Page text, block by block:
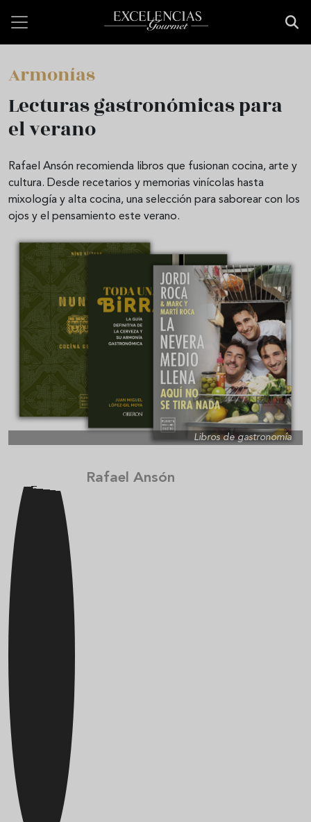
Armonías
Lecturas gastronómicas para
el verano
Rafael Ansón recomienda libros que fusionan cocina, arte y
cultura. Desde recetarios y memorias vinícolas hasta
mixología y alta cocina, una selección para saborear con los
ojos y el pensamiento este verano.
Libros de gastronomía
Rafael Ansón